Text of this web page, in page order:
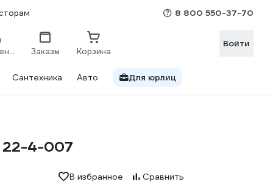
8 800 550-37-70
Сравнение Заказы Корзина
Войти
Сантехника Авто Для юрлиц
22-4-007
В избранное Сравнить